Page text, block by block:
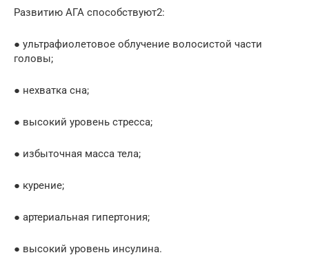
Развитию АГА способствуют2:
● ультрафиолетовое облучение волосистой части
головы;
● нехватка сна;
● высокий уровень стресса;
● избыточная масса тела;
● курение;
● артериальная гипертония;
● высокий уровень инсулина.